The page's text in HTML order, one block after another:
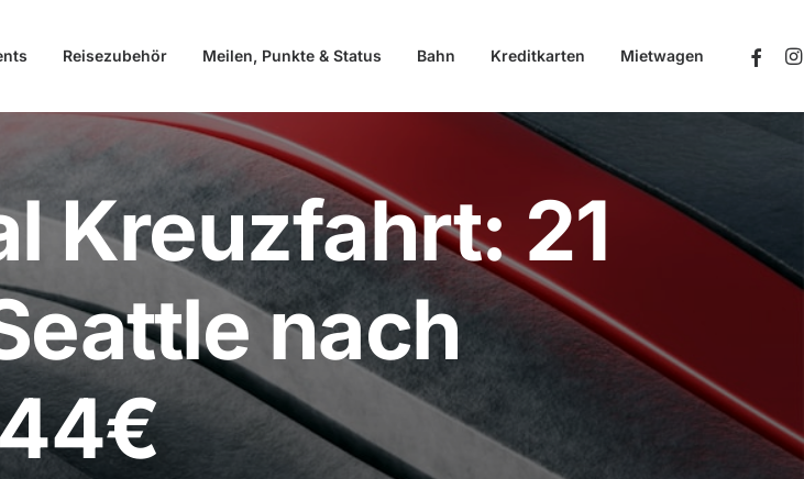
Reisezubehör Meilen, Punkte & Status Bahn Kreditkarten Mietwagen
Kreuzfahrt: 21
nach